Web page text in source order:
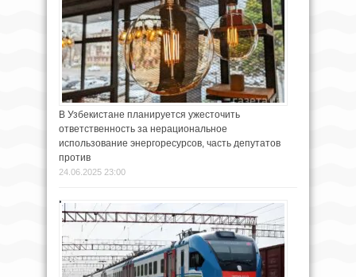
В Узбекистане планируется ужесточить
ответственность за нерациональное
использование энергоресурсов, часть депутатов
против
24.06.2025 23:00